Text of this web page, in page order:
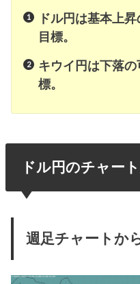
ドル円は基本上
目標。
キウイ円は下落の
標。
ドル円のチャー
週足チャートか